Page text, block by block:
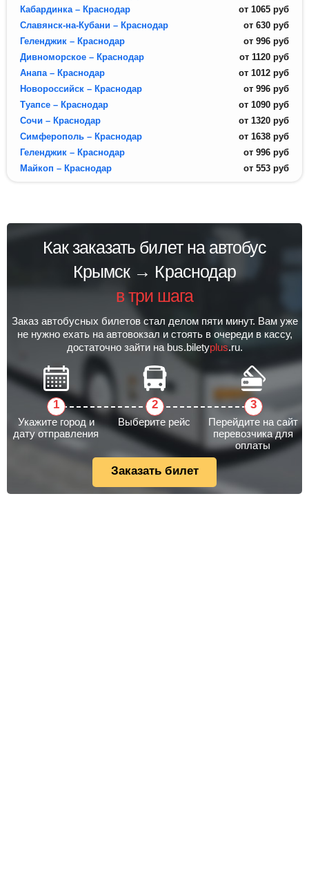
Кабардинка – Краснодар
от 1065 руб
Славянск-на-Кубани – Краснодар
от 630 руб
Геленджик – Краснодар
от 996 руб
Дивноморское – Краснодар
от 1120 руб
Анапа – Краснодар
от 1012 руб
Новороссийск – Краснодар
от 996 руб
Туапсе – Краснодар
от 1090 руб
Сочи – Краснодар
от 1320 руб
Симферополь – Краснодар
от 1638 руб
Геленджик – Краснодар
от 996 руб
Майкоп – Краснодар
от 553 руб
Как заказать билет на автобус
Крымск → Краснодар
в три шага
Заказ автобусных билетов стал делом пяти минут. Вам уже
не нужно ехать на автовокзал и стоять в очереди в кассу,
достаточно зайти на bus.biletyplus.ru.
Укажите город и
дату отправления
Выберите рейс
Перейдите на сайт
перевозчика для
оплаты
Заказать билет